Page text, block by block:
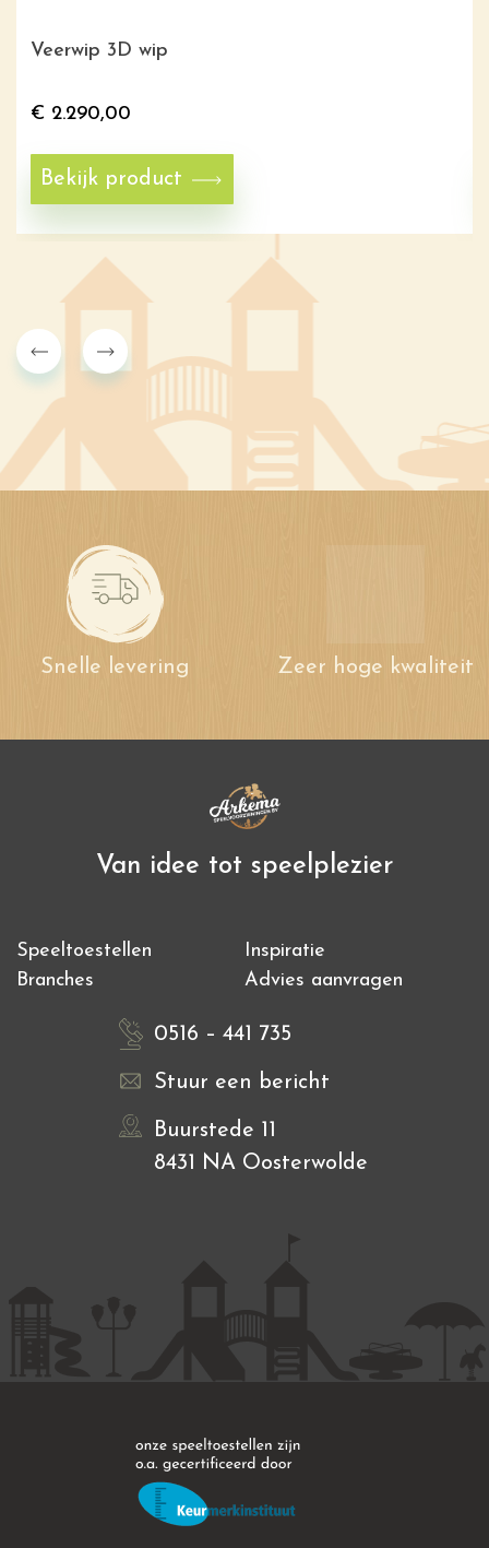
Veerwip 3D wip
€ 2.290,00
Bekijk product
Snelle levering Zeer hoge kwaliteit
Van idee tot speelplezier
Speeltoestellen
Inspiratie
Branches
Advies aanvragen
0516 – 441 735
Stuur een bericht
Buurstede 11
8431 NA Oosterwolde